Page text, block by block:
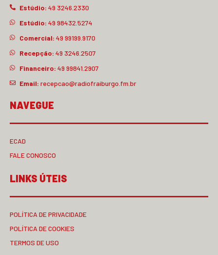
Estúdio: 49 3246.2330
Estúdio: 49 98432.5274
Comercial: 49 99199.9170
Recepção: 49 3246.2507
Financeiro: 49 99841.2907
Email: recepcao@radiofraiburgo.fm.br
NAVEGUE
ECAD
FALE CONOSCO
LINKS ÚTEIS
POLÍTICA DE PRIVACIDADE
POLÍTICA DE COOKIES
TERMOS DE USO